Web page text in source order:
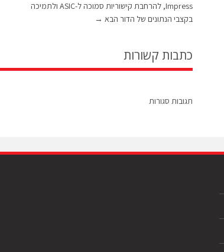
Impress, להרחבת קישוריות סמוכה ל-ASIC ולתמיכה
בקצבי הנתונים של הדור הבא →
כתבות קשורות
תגובות סגורות